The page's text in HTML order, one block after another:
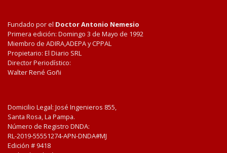
Fundado por el Doctor Antonio Nemesio
Primera edición: Domingo 3 de Mayo de 1992
Miembro de ADIRA,ADEPA y CPPAL
Propietario: El Diario SRL
Director Periodístico:
Walter René Goñi
Domicilio Legal: José Ingenieros 855,
Santa Rosa, La Pampa.
Número de Registro DNDA:
RL-2019-55551274-APN-DNDA#MJ
Edición # 9418